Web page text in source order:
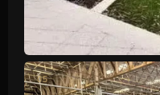
ÁREA COM
05